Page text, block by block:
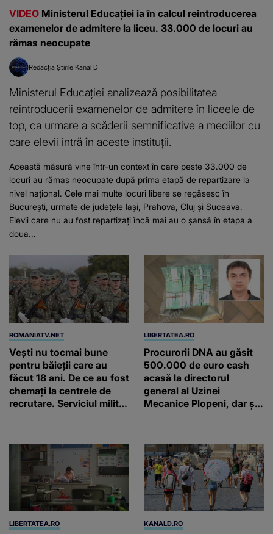
VIDEO Ministerul Educației ia în calcul reintroducerea
examenelor de admitere la liceu. 33.000 de locuri au
rămas neocupate
Redacția Știrile Kanal D
Ministerul Educației analizează posibilitatea
reintroducerii examenelor de admitere în liceele de
top, ca urmare a scăderii semnificative a mediilor cu
care elevii intră în aceste instituții.
Această măsură vine într-un context în care peste 33.000 de
locuri au rămas neocupate după prima etapă de repartizare la
nivel național. Cele mai multe locuri libere se regăsesc în
București, urmate de județele Iași, Prahova, Cluj și Suceava.
Elevii care nu au fost repartizați încă mai au o șansă în etapa a
doua...
ROMANIATV.NET
Vești nu tocmai bune
pentru băieții care au
făcut 18 ani. De ce au fost
chemați la centrele de
recrutare. Serviciul militar
LIBERTATEA.RO
Procurorii DNA au găsit
500.000 de euro cash
acasă la directorul
general al Uzinei
Mecanice Plopeni, dar și
LIBERTATEA.RO KANALD.RO